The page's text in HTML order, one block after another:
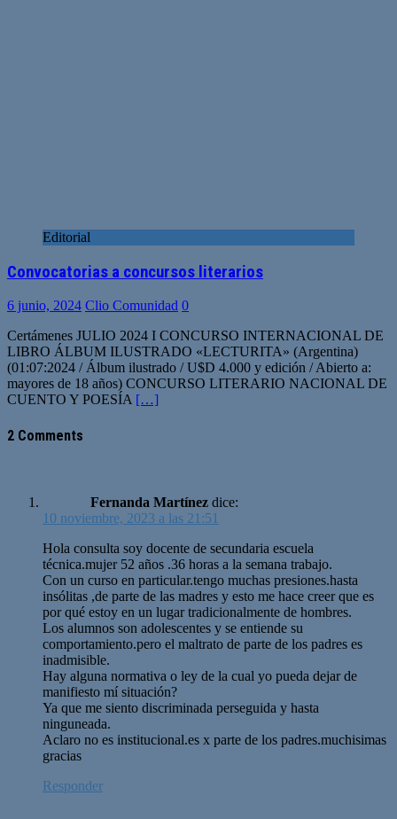
Editorial
Convocatorias a concursos literarios
6 junio, 2024 Clio Comunidad 0
Certámenes JULIO 2024 I CONCURSO INTERNACIONAL DE
LIBRO ÁLBUM ILUSTRADO «LECTURITA» (Argentina)
(01:07:2024 / Álbum ilustrado / U$D 4.000 y edición / Abierto a:
mayores de 18 años) CONCURSO LITERARIO NACIONAL DE
CUENTO Y POESÍA […]
2 Comments
Fernanda Martínez dice:
10 noviembre, 2023 a las 21:51
Hola consulta soy docente de secundaria escuela
técnica.mujer 52 años .36 horas a la semana trabajo.
Con un curso en particular.tengo muchas presiones.hasta
insólitas ,de parte de las madres y esto me hace creer que es
por qué estoy en un lugar tradicionalmente de hombres.
Los alumnos son adolescentes y se entiende su
comportamiento.pero el maltrato de parte de los padres es
inadmisible.
Hay alguna normativa o ley de la cual yo pueda dejar de
manifiesto mí situación?
Ya que me siento discriminada perseguida y hasta
ninguneada.
Aclaro no es institucional.es x parte de los padres.muchisimas
gracias
Responder